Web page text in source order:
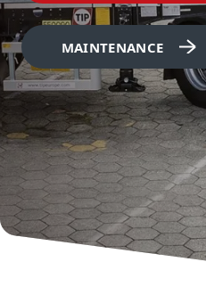
MAINTENANCE